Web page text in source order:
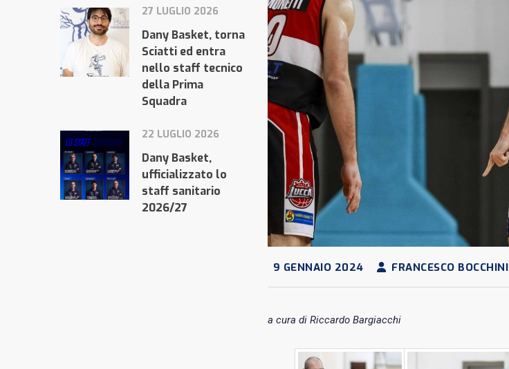
9 GENNAIO 2024 FRANCESCO BOCCHINI
a cura di Riccardo Bargiacchi
27 LUGLIO 2026
Dany Basket, torna
Sciatti ed entra
nello staff tecnico
della Prima
Squadra
22 LUGLIO 2026
Dany Basket,
ufficializzato lo
staff sanitario
2026/27